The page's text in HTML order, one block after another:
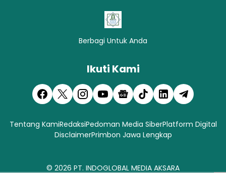
Berbagi Untuk Anda
Ikuti Kami
Tentang KamiRedaksiPedoman Media SiberPlatform Digital
DisclaimerPrimbon Jawa Lengkap
© 2026 PT. INDOGLOBAL MEDIA AKSARA